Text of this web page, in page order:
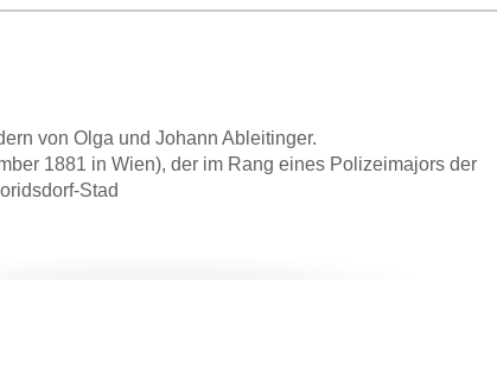
von Olga und Johann Ableitinger.
1881 in Wien), der im Rang eines Polizeimajors der
Stad